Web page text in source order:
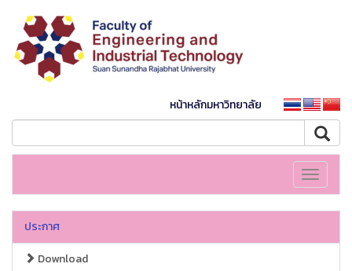
หน้าหลักมหาวิทยาลัย
Toggle
ประกาศ
Download